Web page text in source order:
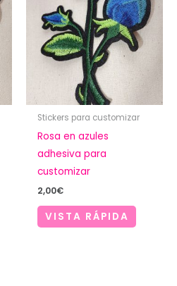
Stickers para customizar
Rosa en azules
adhesiva para
customizar
2,00€
VISTA RÁPIDA